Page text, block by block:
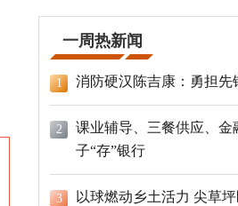
一周热新闻
1 消防硬汉陈吉康：勇担
2
课业辅导、三餐供应、
子“存”银行
3 以球燃动乡土活力 尖草